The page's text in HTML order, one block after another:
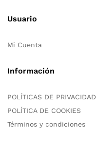
Usuario
Mi Cuenta
Información
POLÍTICAS DE PRIVACIDAD
POLÍTICA DE COOKIES
Términos y condiciones